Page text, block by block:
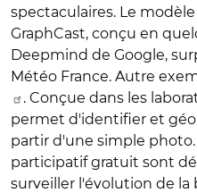
spectaculaires. Le
GraphCast, conçu en
Deepmind de Google,
Météo France. Autre
. Conçue dans les
permet d'identifier et
partir d'une simple
participatif gratuit sont
surveiller l'évolution de la